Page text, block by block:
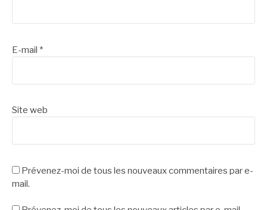
E-mail *
Site web
Prévenez-moi de tous les nouveaux commentaires par e-
mail.